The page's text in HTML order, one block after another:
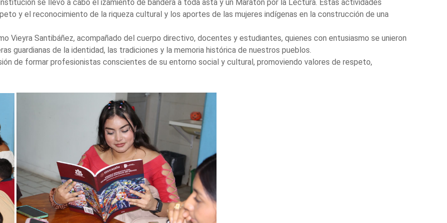
se llevó a cabo el izamiento de bandera a toda asta y un Maratón por la Lectura. Estas actividades
y el reconocimiento de la riqueza cultural y los aportes de las mujeres indígenas en la construcción de una
Vieyra Santibáñez, acompañado del cuerpo directivo, docentes y estudiantes, quienes con entusiasmo se unieron
guardianas de la identidad, las tradiciones y la memoria histórica de nuestros pueblos.
de formar profesionistas conscientes de su entorno social y cultural, promoviendo valores de respeto,